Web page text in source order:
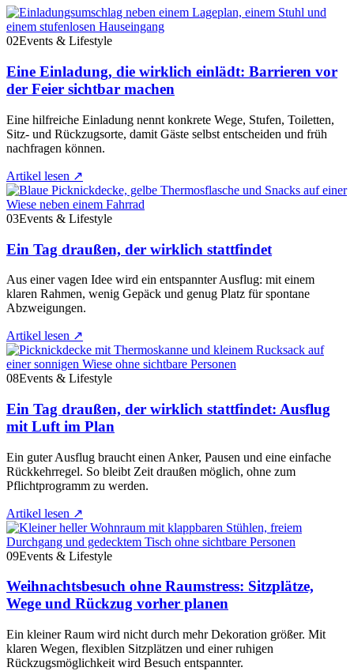
02Events & Lifestyle
Eine Einladung, die wirklich einlädt: Barrieren vor
der Feier sichtbar machen
Eine hilfreiche Einladung nennt konkrete Wege, Stufen, Toiletten,
Sitz- und Rückzugsorte, damit Gäste selbst entscheiden und früh
nachfragen können.
Artikel lesen ↗
03Events & Lifestyle
Ein Tag draußen, der wirklich stattfindet
Aus einer vagen Idee wird ein entspannter Ausflug: mit einem
klaren Rahmen, wenig Gepäck und genug Platz für spontane
Abzweigungen.
Artikel lesen ↗
08Events & Lifestyle
Ein Tag draußen, der wirklich stattfindet: Ausflug
mit Luft im Plan
Ein guter Ausflug braucht einen Anker, Pausen und eine einfache
Rückkehrregel. So bleibt Zeit draußen möglich, ohne zum
Pflichtprogramm zu werden.
Artikel lesen ↗
09Events & Lifestyle
Weihnachtsbesuch ohne Raumstress: Sitzplätze,
Wege und Rückzug vorher planen
Ein kleiner Raum wird nicht durch mehr Dekoration größer. Mit
klaren Wegen, flexiblen Sitzplätzen und einer ruhigen
Rückzugsmöglichkeit wird Besuch entspannter.